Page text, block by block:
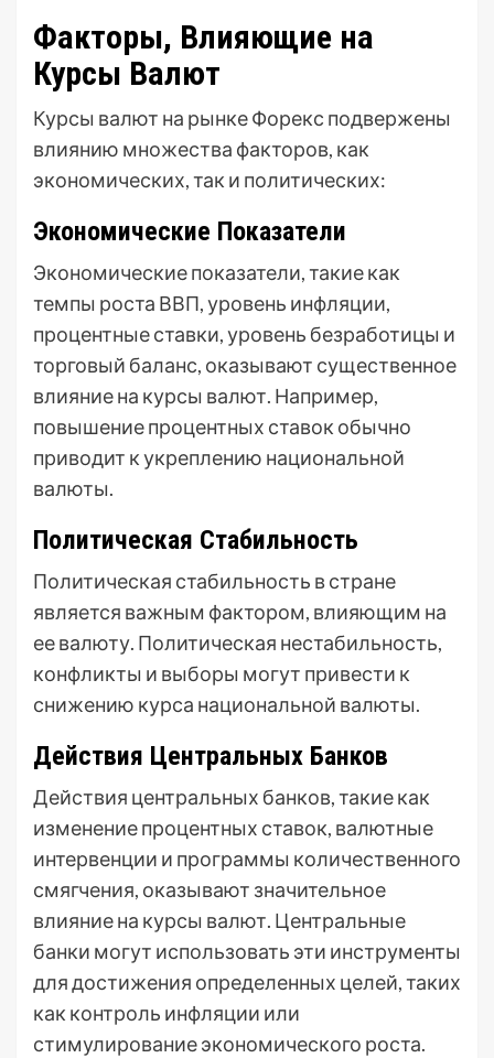
Факторы, Влияющие на
Курсы Валют
Курсы валют на рынке Форекс подвержены
влиянию множества факторов, как
экономических, так и политических:
Экономические Показатели
Экономические показатели, такие как
темпы роста ВВП, уровень инфляции,
процентные ставки, уровень безработицы и
торговый баланс, оказывают существенное
влияние на курсы валют. Например,
повышение процентных ставок обычно
приводит к укреплению национальной
валюты.
Политическая Стабильность
Политическая стабильность в стране
является важным фактором, влияющим на
ее валюту. Политическая нестабильность,
конфликты и выборы могут привести к
снижению курса национальной валюты.
Действия Центральных Банков
Действия центральных банков, такие как
изменение процентных ставок, валютные
интервенции и программы количественного
смягчения, оказывают значительное
влияние на курсы валют. Центральные
банки могут использовать эти инструменты
для достижения определенных целей, таких
как контроль инфляции или
стимулирование экономического роста.